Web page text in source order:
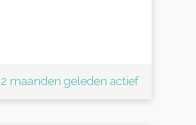
2 maanden geleden actief